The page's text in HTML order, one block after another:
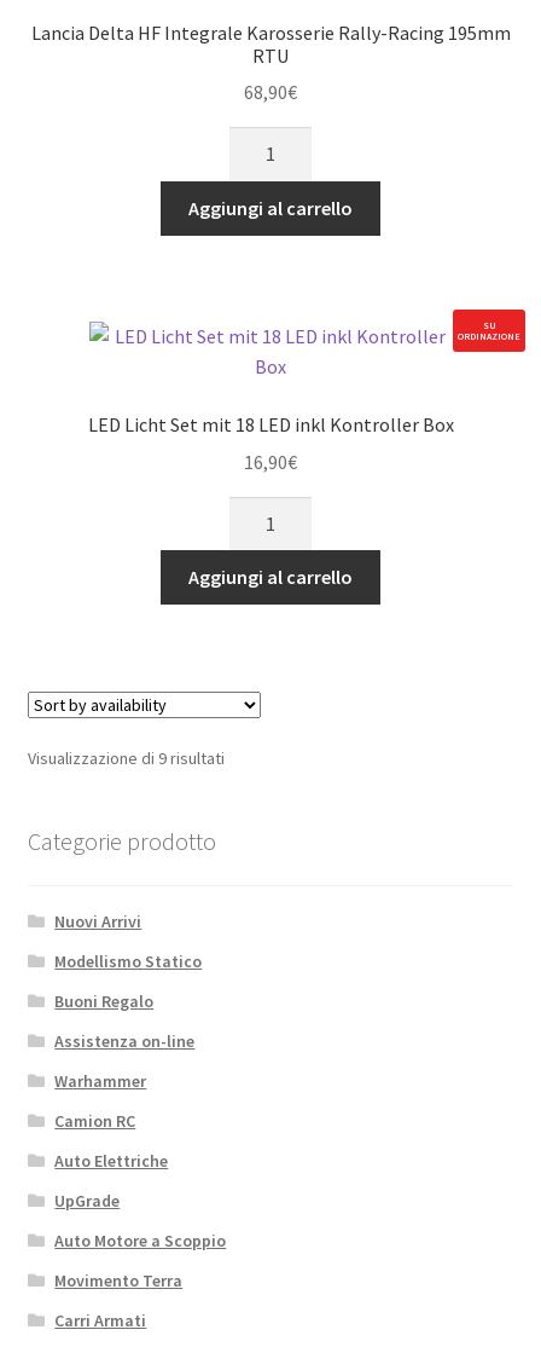
Lancia Delta HF Integrale Karosserie Rally-Racing 195mm
RTU
68,90€
HF
Integrale
quantità
Aggiungi al carrello
SU
ORDINAZIONE
LED Licht Set mit 18 LED inkl Kontroller Box
16,90€
Set
mit
inkl
Kontroller
Aggiungi al carrello
Visualizzazione di 9 risultati
Categorie prodotto
Nuovi Arrivi
Modellismo Statico
Buoni Regalo
Assistenza on-line
Warhammer
Camion RC
Auto Elettriche
UpGrade
Auto Motore a Scoppio
Movimento Terra
Carri Armati